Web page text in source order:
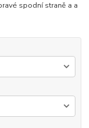
spodní straně a a